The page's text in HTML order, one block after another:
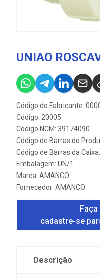
UNIAO
Código do Fabricante:
Código: 20005
Código NCM: 39174090
Código de Barras do
Código de Barras da
Embalagem: UN/1
Marca: AMANCO
Fornecedor: AMANCO
cadastre-se
Descrição